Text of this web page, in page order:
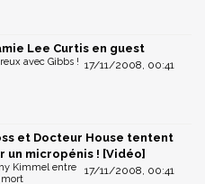
Lee Curtis en guest
17/11/2008, 00:41
avec Gibbs !
et Docteur House tentent
un micropénis ! [Vidéo]
17/11/2008, 00:41
Kimmel entre
mort